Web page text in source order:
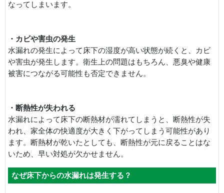
なってしまいます。
・カビや害虫の発生
水漏れの発生によって床下の湿度が高い状態が続くと、カビ
や害虫が発生します。衛生上の問題はもちろん、悪臭や健康
被害につながる可能性も否定できません。
・断熱性が失われる
水漏れによって床下の断熱材が濡れてしまうと、断熱性が失
われ、家全体の快適度が大きく下がってしまう可能性があり
ます。断熱材が乾いたとしても、断熱性が元に戻ることはな
いため、早い対処が欠かせません。
なぜ床下からの水漏れは発生する？